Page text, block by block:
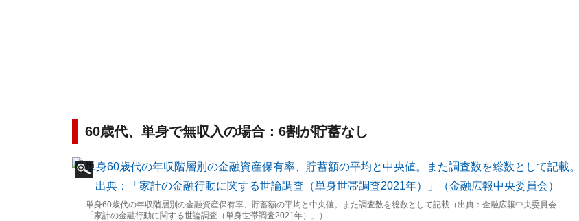
60歳代、単身で無収入の場合：6割が貯蓄なし
単身60歳代の年収階層別の金融資産保有率、貯蓄額の平均と中央値。また調査数を総数として記載（出典：金融広報中央委員会
「家計の金融行動に関する世論調査（単身世帯調査2021年）」）